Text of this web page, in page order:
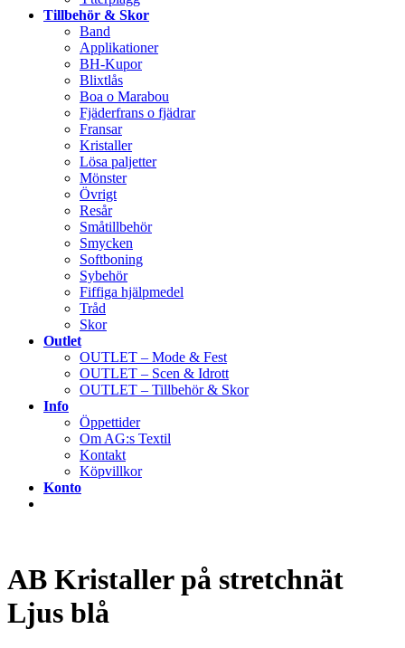
Tillbehör & Skor
Band
Applikationer
BH-Kupor
Blixtlås
Boa o Marabou
Fjäderfrans o fjädrar
Fransar
Kristaller
Lösa paljetter
Mönster
Övrigt
Resår
Småtillbehör
Smycken
Softboning
Sybehör
Fiffiga hjälpmedel
Tråd
Skor
Outlet
OUTLET – Mode & Fest
OUTLET – Scen & Idrott
OUTLET – Tillbehör & Skor
Info
Öppettider
Om AG:s Textil
Kontakt
Köpvillkor
Konto
AB Kristaller på stretchnät
Ljus blå